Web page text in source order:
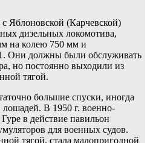
Яблоновской (Карчевской)
дизельных локомотива,
на колею 750 мм и
Они должны были обслуживать
но постоянно выходили из
тягой.
большие спуски, иногда
В 1950 г. военно-
в действие павильон
для военных судов.
тягой, стала малопригодной